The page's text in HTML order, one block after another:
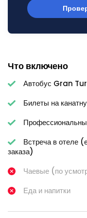
Что включено
Автобус Gran
Билеты на
Встреча в отеле
заказа)
Чаевые (по
Еда и напитки